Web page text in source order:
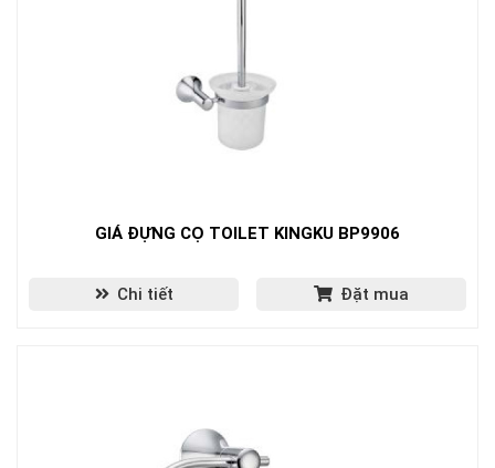
GIÁ ĐỰNG CỌ TOILET KINGKU BP9906
Chi tiết Đặt mua